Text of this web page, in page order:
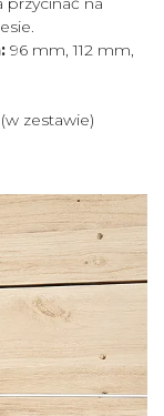
96 mm, 112 mm,
zestawie)